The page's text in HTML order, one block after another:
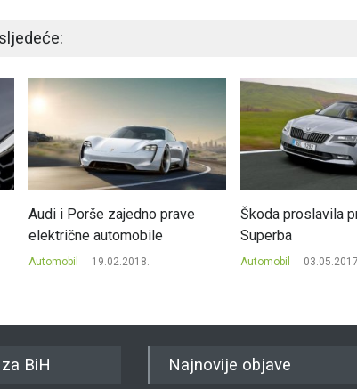
Audi i Porše zajedno prave
električne automobile
Automobil 19.02.2018.
Škoda proslavila
Superba
Automobil 03.05.2017.
BiH Najnovije objave